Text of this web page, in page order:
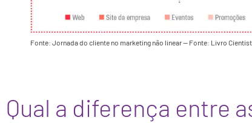
Fonte: Jornada do cliente no marketing não linear — Fonte: Livro
Qual a diferença entre